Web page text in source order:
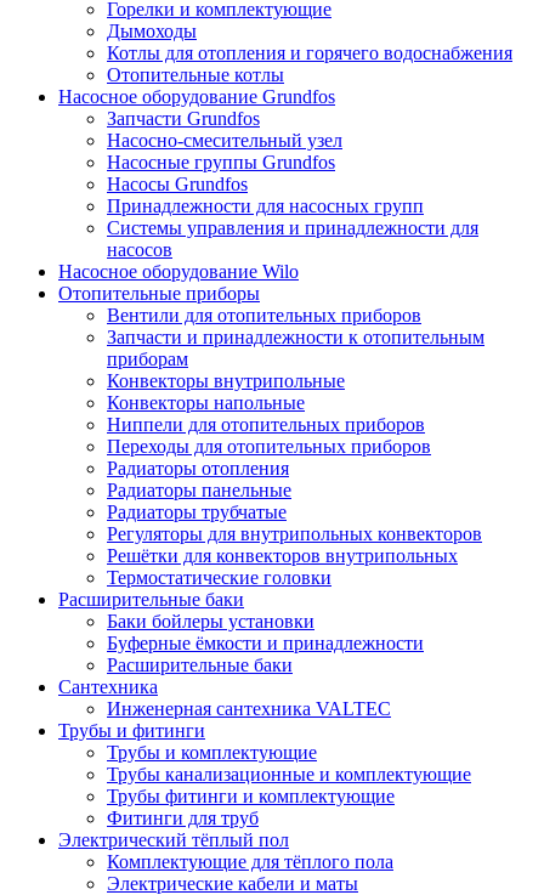
Горелки и комплектующие
Дымоходы
Котлы для отопления и горячего водоснабжения
Отопительные котлы
Насосное оборудование Grundfos
Запчасти Grundfos
Насосно-смесительный узел
Насосные группы Grundfos
Насосы Grundfos
Принадлежности для насосных групп
Системы управления и принадлежности для
насосов
Насосное оборудование Wilo
Отопительные приборы
Вентили для отопительных приборов
Запчасти и принадлежности к отопительным
приборам
Конвекторы внутрипольные
Конвекторы напольные
Ниппели для отопительных приборов
Переходы для отопительных приборов
Радиаторы отопления
Радиаторы панельные
Радиаторы трубчатые
Регуляторы для внутрипольных конвекторов
Решётки для конвекторов внутрипольных
Термостатические головки
Расширительные баки
Баки бойлеры установки
Буферные ёмкости и принадлежности
Расширительные баки
Сантехника
Инженерная сантехника VALTEC
Трубы и фитинги
Трубы и комплектующие
Трубы канализационные и комплектующие
Трубы фитинги и комплектующие
Фитинги для труб
Электрический тёплый пол
Комплектующие для тёплого пола
Электрические кабели и маты